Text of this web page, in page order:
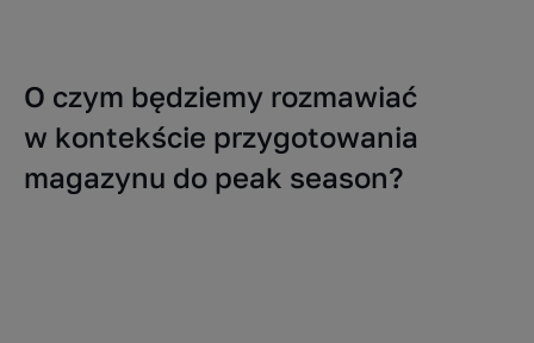
O czym będziemy rozmawiać
w kontekście przygotowania
magazynu do peak season?